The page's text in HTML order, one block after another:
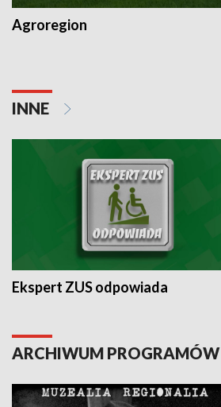
Agroregion
INNE
Ekspert ZUS odpowiada
ARCHIWUM PROGRAMÓW